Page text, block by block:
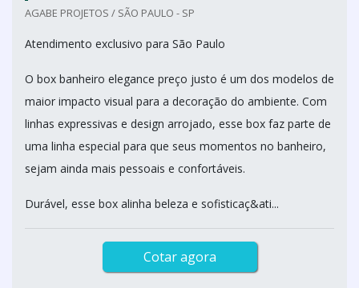
AGABE PROJETOS / SÃO PAULO - SP
Atendimento exclusivo para São Paulo
O box banheiro elegance preço justo é um dos modelos de
maior impacto visual para a decoração do ambiente. Com
linhas expressivas e design arrojado, esse box faz parte de
uma linha especial para que seus momentos no banheiro,
sejam ainda mais pessoais e confortáveis.
Durável, esse box alinha beleza e sofisticaç&ati...
Cotar agora